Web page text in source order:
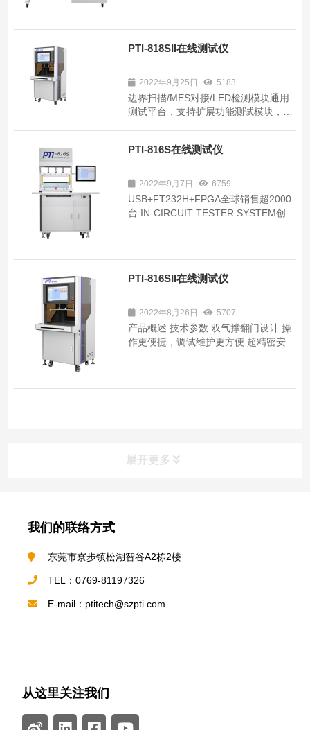
择。 AI 洞见未来
PTI-818SII在线测试仪
2022年9月25日 5183
边界扫描/MES对接/LED检测模块通用
测试平台，支持扩展功能测试模块，音
主控内外兼修 / 方寸有度 全新一代功能
设备，全自动在线测试工站 ...
PTI-816S在线测试仪
2022年9月7日 6759
USB+FT232H+FPGA全球销售超2000
台 IN-CIRCUIT TESTER SYSTEM创新
试平台TECHNICAL PRECIPI...
PTI-816SII在线测试仪
2022年8月26日 5707
产品概述 技术参数 双气撑翻门设计 操
作更便捷，调试维护更方便 超精密安全
展开更多
我们的联络方式
东莞市寮步镇松湖智谷A2栋2楼
TEL：0769-81197326
E-mail：ptitech@szpti.com
从这里关注我们